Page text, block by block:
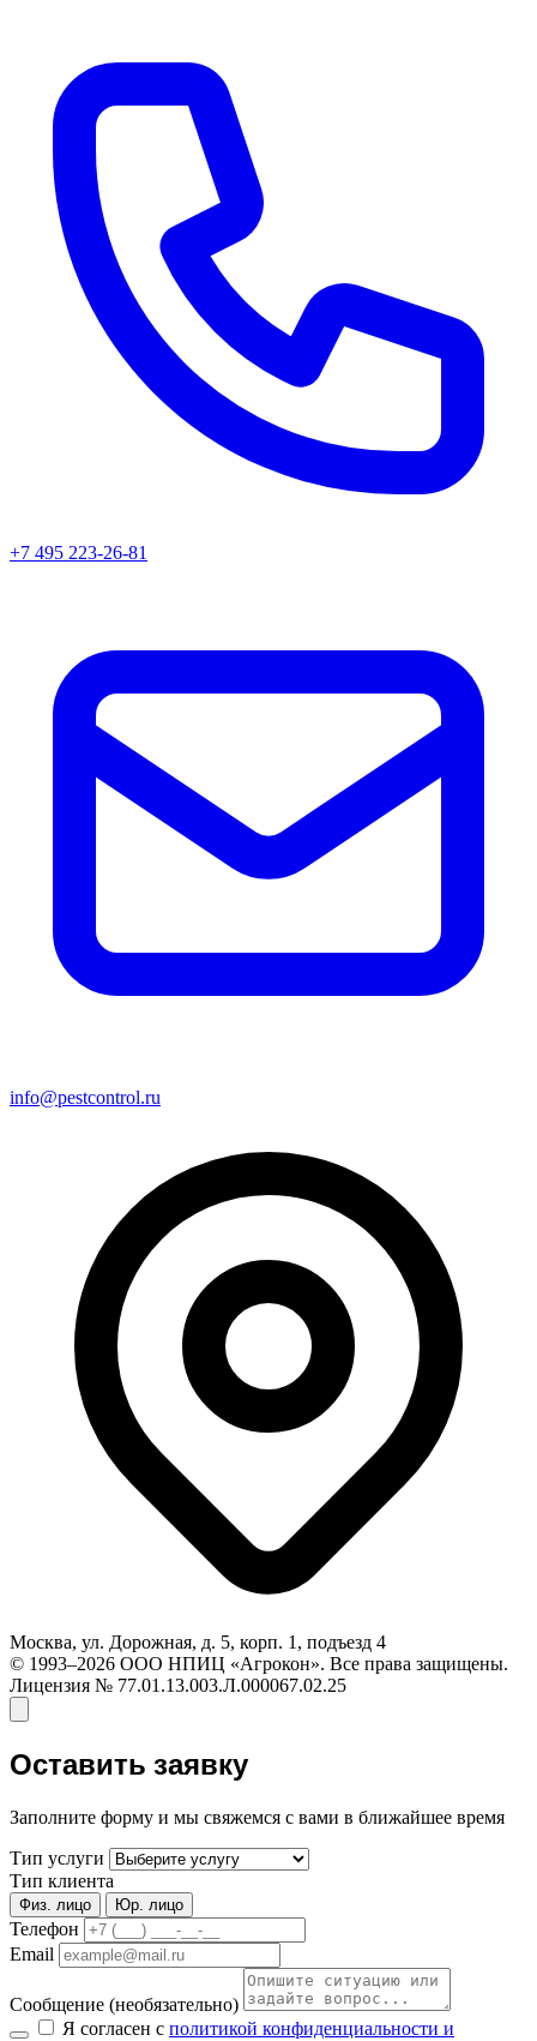
+7 495 223-26-81
info@pestcontrol.ru
Москва, ул. Дорожная, д. 5, корп. 1, подъезд 4
© 1993–2026 ООО НПИЦ «Агрокон». Все права защищены.
Лицензия № 77.01.13.003.Л.000067.02.25
Оставить заявку
Заполните форму и мы свяжемся с вами в ближайшее время
Тип услуги
Тип клиента
Физ. лицо Юр. лицо
Телефон
Email
Сообщение (необязательно)
Я согласен с политикой конфиденциальности и